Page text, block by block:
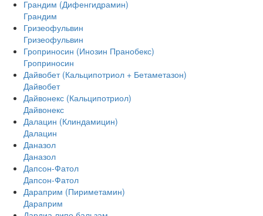
Грандим (Дифенгидрамин)
Грандим
Гризеофульвин
Гризеофульвин
Гроприносин (Инозин Пранобекс)
Гроприносин
Дайвобет (Кальципотриол + Бетаметазон)
Дайвобет
Дайвонекс (Кальципотриол)
Дайвонекс
Далацин (Клиндамицин)
Далацин
Даназол
Даназол
Дапсон-Фатол
Дапсон-Фатол
Дараприм (Пириметамин)
Дараприм